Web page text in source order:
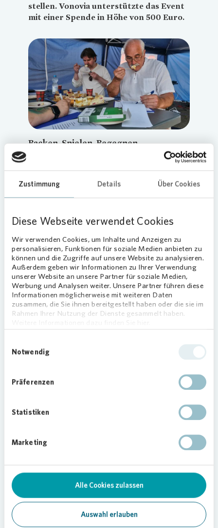
Zustimmung Details Über Cookies
Diese Webseite verwendet Cookies
Wir verwenden Cookies, um Inhalte und Anzeigen zu
personalisieren, Funktionen für soziale Medien anbieten zu
können und die Zugriffe auf unsere Website zu analysieren.
Außerdem geben wir Informationen zu Ihrer Verwendung
unserer Website an unsere Partner für soziale Medien,
Werbung und Analysen weiter. Unsere Partner führen diese
Informationen möglicherweise mit weiteren Daten
zusammen, die Sie ihnen bereitgestellt haben oder die sie im
Rahmen Ihrer Nutzung der Dienste gesammelt haben.
Notwendig
Präferenzen
Statistiken
Marketing
Alle Cookies zulassen
Auswahl erlauben
stellen. Vonovia unterstützte das Event
mit einer Spende in Höhe von 500 Euro.
Loading...
Backen, Spielen, Begegnen
Am Karnaper Markt verwandelte sich der Platz
von 14 bis 17 Uhr in einen Treffpunkt für die ganze
Nachbarschaft. Der vom Bürgerverein Essen-
Karnap e.V. initiierte Wettbewerb ist ein großer
Pfirsich-Käsekuchen zum Sieger der 28
Besucherinnen und Besucher durften sich durch die
verschiedenen Kuchen mit einer Tasse Tee vom
MobiliTEA Wagen probieren. Für die Jüngsten gab
es Spielmöglichkeiten vom Verein für Kinder- und
Jugendarbeit in sozialen Brennpunkten Ruhrgebiet
(VKJ).
Bernhard Pflugradt, 1. Vorsitzender des
Bürgervereins Essen-Karnap e.V., freute sich über
die rege Teilnahme und die Unterstützung durch
Vonovia: „In jedem Kulturkreis gibt es eine Art
von Käsekuchen. Diese vielen verschiedenen
Arten testen und bewerten wir gern. Am Ende
geht es aber darum, dass wir die Menschen und